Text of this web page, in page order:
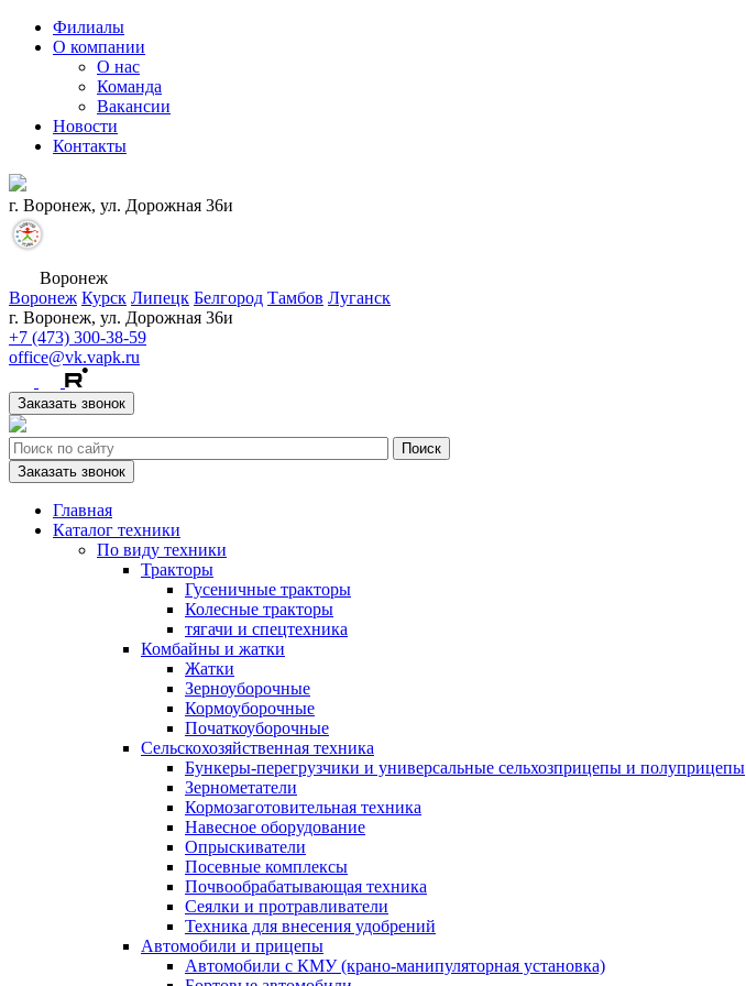
Филиалы
О компании
О нас
Команда
Вакансии
Новости
Контакты
г. Воронеж, ул. Дорожная 36и
Воронеж
Воронеж Курск Липецк Белгород Тамбов Луганск
г. Воронеж, ул. Дорожная 36и
+7 (473) 300-38-59
office@vk.vapk.ru
Заказать звонок
Заказать звонок
Главная
Каталог техники
По виду техники
Тракторы
Гусеничные тракторы
Колесные тракторы
тягачи и спецтехника
Комбайны и жатки
Жатки
Зерноуборочные
Кормоуборочные
Початкоуборочные
Сельскохозяйственная техника
Бункеры-перегрузчики и универсальные сельхозприцепы и полуприцепы
Зернометатели
Кормозаготовительная техника
Навесное оборудование
Опрыскиватели
Посевные комплексы
Почвообрабатывающая техника
Сеялки и протравливатели
Техника для внесения удобрений
Автомобили и прицепы
Автомобили с КМУ (крано-манипуляторная установка)